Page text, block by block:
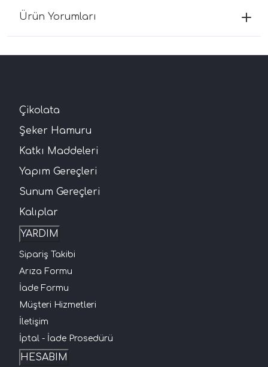
Ürün Yorumları
Çikolata
Şeker Hamuru
Katkı Maddeleri
Yapım Gereçleri
Sunum Gereçleri
Kalıplar
YARDIM
Sipariş Takibi
Arıza Formu
İade Formu
Müşteri Hizmetleri
İletişim
İptal - İade Prosedürü
HESABIM